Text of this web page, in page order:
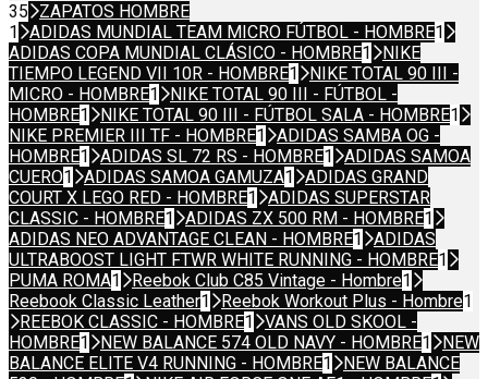
35
ZAPATOS HOMBRE
1
ADIDAS MUNDIAL TEAM MICRO FÚTBOL - HOMBRE1
ADIDAS COPA MUNDIAL CLÁSICO - HOMBRE1
NIKE
TIEMPO LEGEND VII 10R - HOMBRE1
NIKE TOTAL 90 III -
MICRO - HOMBRE1
NIKE TOTAL 90 III - FÚTBOL -
HOMBRE1 NIKE TOTAL 90 III - FÚTBOL SALA - HOMBRE1
NIKE PREMIER III TF - HOMBRE1
ADIDAS SAMBA OG -
HOMBRE1 ADIDAS SL 72 RS - HOMBRE1
ADIDAS SAMOA
CUERO1 ADIDAS SAMOA GAMUZA1
ADIDAS GRAND
COURT X LEGO RED - HOMBRE1
ADIDAS SUPERSTAR
CLASSIC - HOMBRE1 ADIDAS ZX 500 RM - HOMBRE1
ADIDAS NEO ADVANTAGE CLEAN - HOMBRE1
ADIDAS
ULTRABOOST LIGHT FTWR WHITE RUNNING - HOMBRE1
PUMA ROMA1 Reebok Club C85 Vintage - Hombre1
Reebook Classic Leather1 Reebok Workout Plus - Hombre1
REEBOK CLASSIC - HOMBRE1
VANS OLD SKOOL -
HOMBRE1 NEW BALANCE 574 OLD NAVY - HOMBRE1
NEW
BALANCE ELITE V4 RUNNING - HOMBRE1
NEW BALANCE